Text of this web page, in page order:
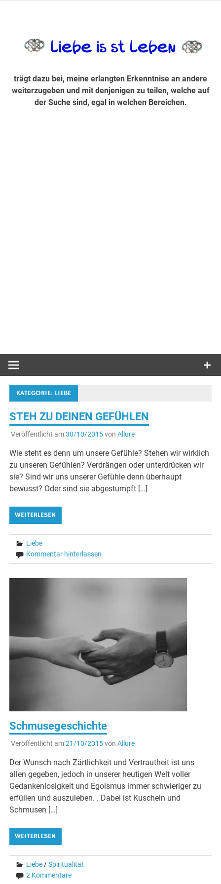
Suche sind, egal in welchen Bereichen.
trägt dazu bei, meine erlangten Erkenntnise an andere
weiterzugeben und mit denjenigen zu teilen, welche auf
der Suche sind, egal in welchen Bereichen.
KATEGORIE: LIEBE
STEH ZU DEINEN GEFÜHLEN
Veröffentlicht am30/10/2015von Allure
Wie steht es denn um unsere Gefühle? Stehen wir wirklich
zu unseren Gefühlen? Verdrängen oder unterdrücken wir
sie? Sind wir uns unserer Gefühle denn überhaupt
bewusst? Oder sind sie abgestumpft […]
WEITERLESEN
Liebe
Kommentar hinterlassen
Schmusegeschichte
Veröffentlicht am21/10/2015von Allure
Der Wunsch nach Zärtlichkeit und Vertrautheit ist uns
allen gegeben, jedoch in unserer heutigen Welt voller
Gedankenlosigkeit und Egoismus immer schwieriger zu
erfüllen und auszuleben. . Dabei ist Kuscheln und
Schmusen […]
WEITERLESEN
Liebe /Spiritualität
2 Kommentare